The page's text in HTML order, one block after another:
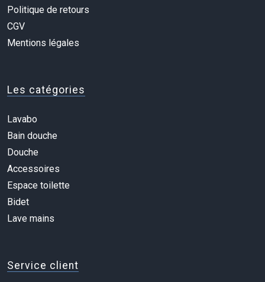
Politique de retours
CGV
Mentions légales
Les catégories
Lavabo
Bain douche
Douche
Accessoires
Espace toilette
Bidet
Lave mains
Service client